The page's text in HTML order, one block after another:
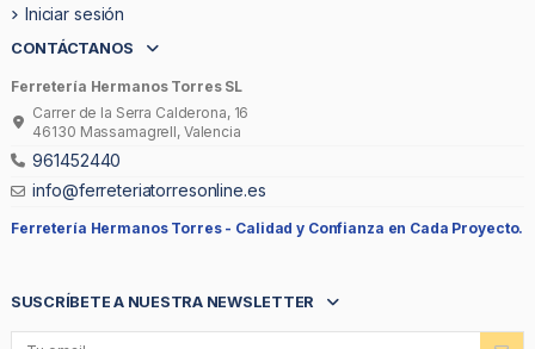
Iniciar sesión
CONTÁCTANOS
Ferretería Hermanos Torres SL
Carrer de la Serra Calderona, 16
46130 Massamagrell, Valencia
961452440
info@ferreteriatorresonline.es
Ferretería Hermanos Torres - Calidad y Confianza en Cada Proyecto.
SUSCRÍBETE A NUESTRA NEWSLETTER